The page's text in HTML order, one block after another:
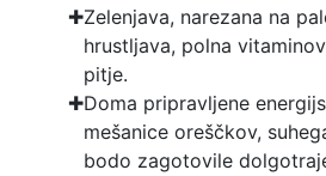
Zelenjava, narezana na
hrustljava, polna
pitje.
Doma pripravljene
mešanice oreščkov,
bodo zagotovile